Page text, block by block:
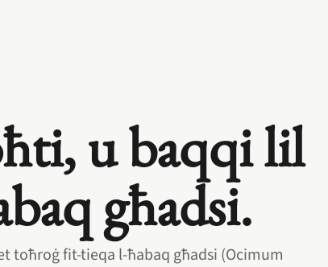
u baqqi lil
għadsi.
toħroġ fit‑tieqa l‑ħabaq għadsi (Ocimum